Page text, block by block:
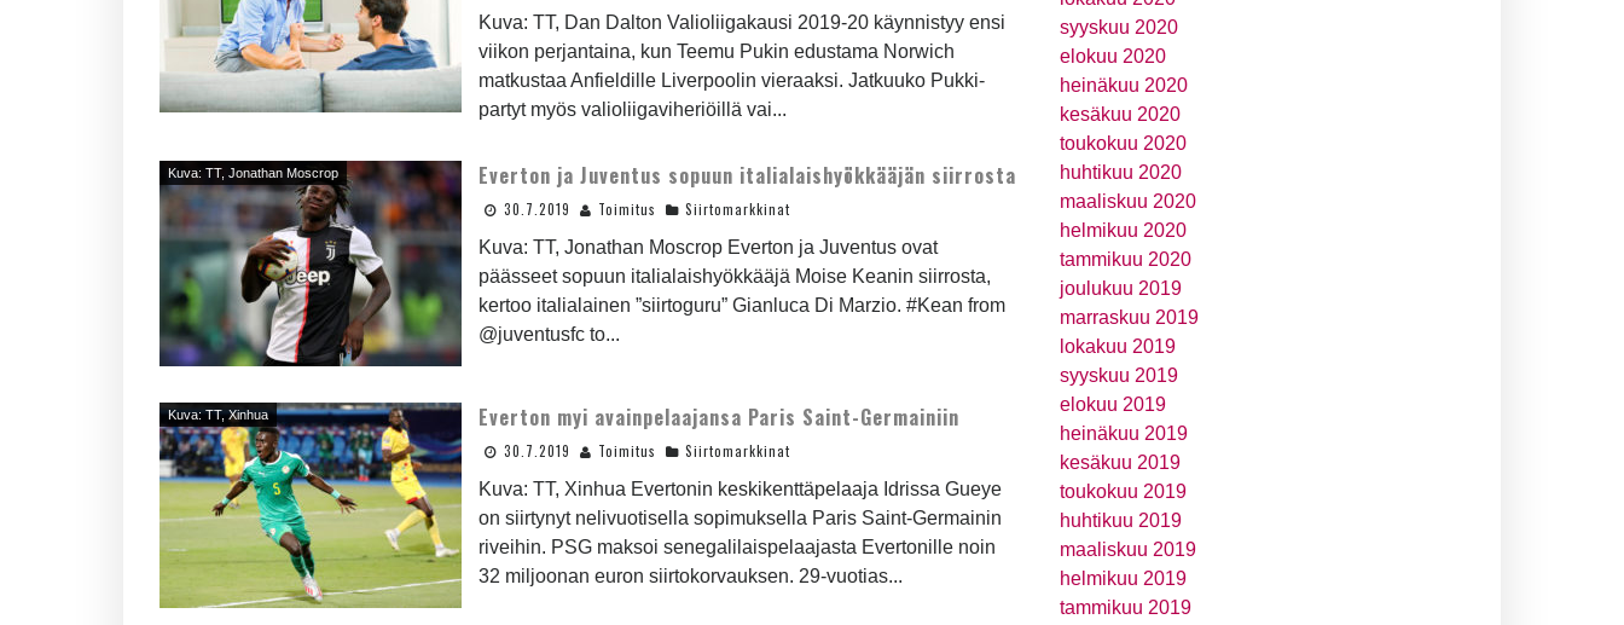
Kuva: TT, Dan Dalton Valioliigakausi 2019-20 käynnistyy ensi
viikon perjantaina, kun Teemu Pukin edustama Norwich
matkustaa Anfieldille Liverpoolin vieraaksi. Jatkuuko Pukki-
partyt myös valioliigaviheriöillä vai...
Kuva: TT, Jonathan Moscrop Everton ja Juventus sopuun italialaishyökkääjän siirrosta
30.7.2019 Toimitus Siirtomarkkinat
Kuva: TT, Jonathan Moscrop Everton ja Juventus ovat
päässeet sopuun italialaishyökkääjä Moise Keanin siirrosta,
kertoo italialainen ”siirtoguru” Gianluca Di Marzio. #Kean from
@juventusfc to...
Kuva: TT, Xinhua Everton myi avainpelaajansa Paris Saint-Germainiin
30.7.2019 Toimitus Siirtomarkkinat
Kuva: TT, Xinhua Evertonin keskikenttäpelaaja Idrissa Gueye
on siirtynyt nelivuotisella sopimuksella Paris Saint-Germainin
riveihin. PSG maksoi senegalilaispelaajasta Evertonille noin
32 miljoonan euron siirtokorvauksen. 29-vuotias...
syyskuu 2020
elokuu 2020
heinäkuu 2020
kesäkuu 2020
toukokuu 2020
huhtikuu 2020
maaliskuu 2020
helmikuu 2020
tammikuu 2020
joulukuu 2019
marraskuu 2019
lokakuu 2019
syyskuu 2019
elokuu 2019
heinäkuu 2019
kesäkuu 2019
toukokuu 2019
huhtikuu 2019
maaliskuu 2019
helmikuu 2019
tammikuu 2019